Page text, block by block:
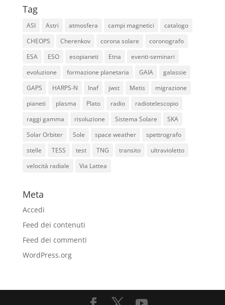
Tag
ASI Astri atmosfera campi magnetici
catalogo
CHEOPS
Cherenkov corona solare
coronografo
ESA
ESO esopianeti Etna
eventi-seminari
evoluzione
formazione planetaria GAIA
galassie
GAPS
HARPS-N Inaf jwst Metis
migrazione
pianeti
plasma Plato radio
radiotelescopio
raggi gamma
risoluzione Sistema Solare
SKA
Solar Orbiter
Sole space weather
spettrografo
stelle
TESS test TNG transito
ultravioletto
velocità radiale
Via Lattea
Meta
Accedi
Feed dei contenuti
Feed dei commenti
WordPress.org